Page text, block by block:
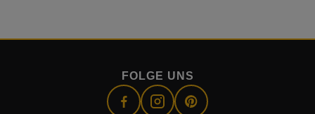
FOLGE UNS